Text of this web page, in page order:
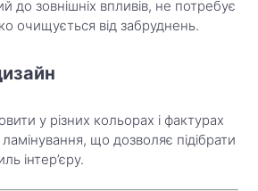
до зовнішніх впливів, не потребує
очищується від забруднень.
у різних кольорах і фактурах
ламінування, що дозволяє підібрати
інтер’єру.